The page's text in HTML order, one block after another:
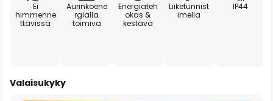
Ei
himmenne
ttävissä
Aurinkoene
rgialla
toimiva
Energiateh
okas &
kestävä
Liiketunnist
imella
IP44
Valaisukyky